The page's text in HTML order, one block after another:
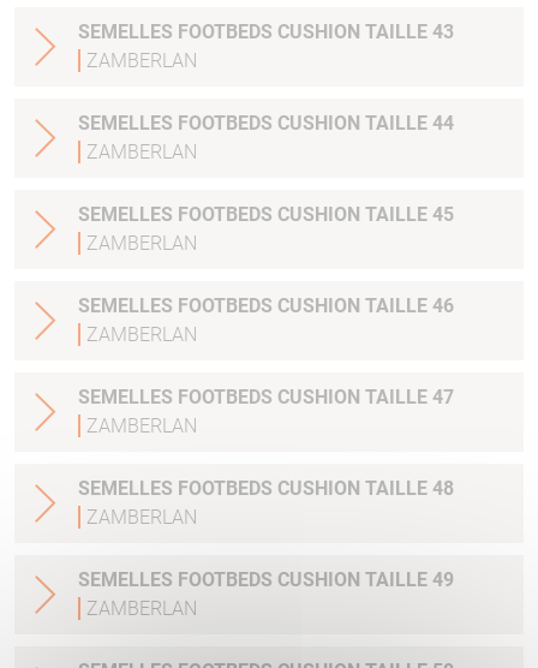
SEMELLES FOOTBEDS CUSHION TAILLE 43
ZAMBERLAN
SEMELLES FOOTBEDS CUSHION TAILLE 44
ZAMBERLAN
SEMELLES FOOTBEDS CUSHION TAILLE 45
ZAMBERLAN
SEMELLES FOOTBEDS CUSHION TAILLE 46
ZAMBERLAN
SEMELLES FOOTBEDS CUSHION TAILLE 47
ZAMBERLAN
SEMELLES FOOTBEDS CUSHION TAILLE 48
ZAMBERLAN
SEMELLES FOOTBEDS CUSHION TAILLE 49
ZAMBERLAN